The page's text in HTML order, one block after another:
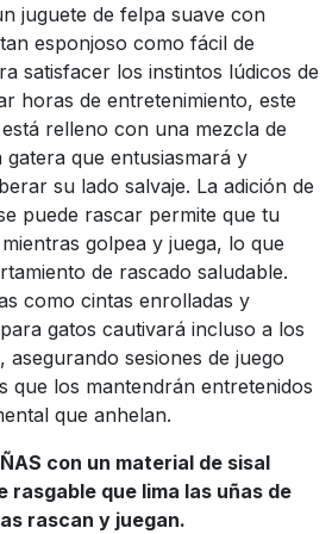
juguete de felpa suave con
esponjoso como fácil de
satisfacer los instintos lúdicos de
horas de entretenimiento, este
relleno con una mezcla de
que entusiasmará y
su lado salvaje. La adición de
puede rascar permite que tu
golpea y juega, lo que
de rascado saludable.
como cintas enrolladas y
gatos cautivará incluso a los
asegurando sesiones de juego
que los mantendrán entretenidos
que anhelan.
con un material de sisal
rasgable que lima las uñas de
rascan y juegan.